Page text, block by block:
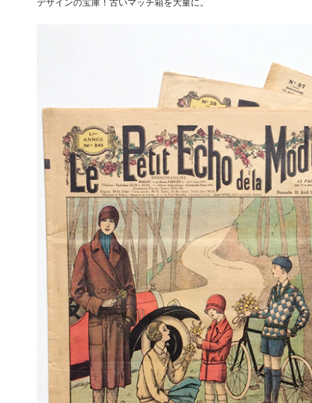
デザインの宝庫！古いマッチ箱を大量に。